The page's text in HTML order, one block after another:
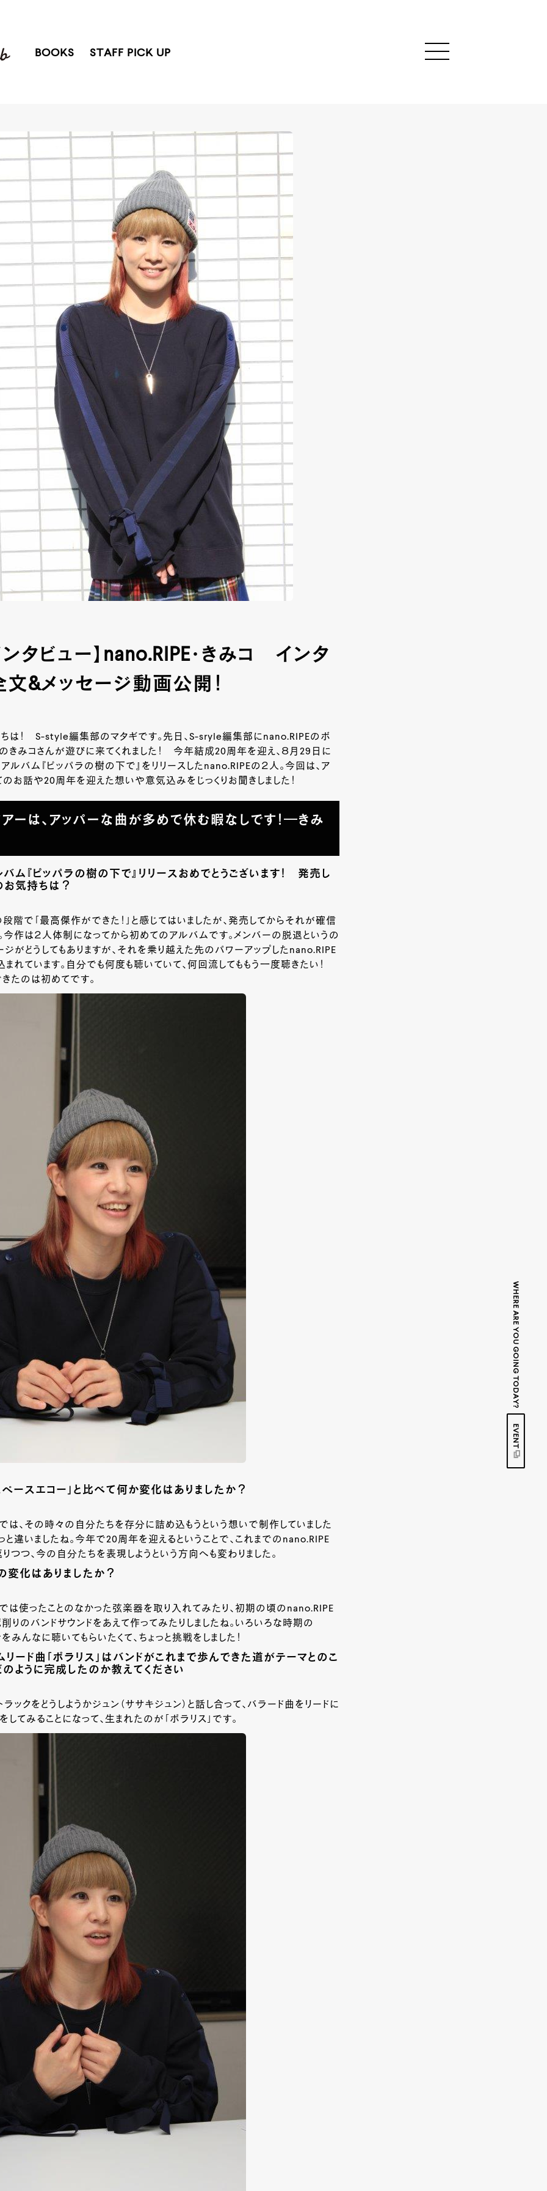
BOOKS STAFF PICK UP
WHERE ARE YOU GOING TODAY?
EVENT
ンタビュー】nano.RIPE・きみコ インタ
文&メッセージ動画公開！
は！ S-style編集部のマタギです。先日、S-sryle編集部にnano.RIPEのボ
きみコさんが遊びに来てくれました！ 今年結成20周年を迎え、８月29日に
ルバム『ピッパラの樹の下で』をリリースしたnano.RIPEの２人。今回は、ア
お話や20周年を迎えた想いや意気込みをじっくりお聞きしました！
ーは、アッパーな曲が多めで休む暇なしです！―きみ
ム『ピッパラの樹の下で』リリースおめでとうございます！ 発売し
お気持ちは？
階で「最高傑作ができた！」と感じてはいましたが、発売してからそれが確信
今作は２人体制になってから初めてのアルバムです。メンバーの脱退というの
ジがどうしてもありますが、それを乗り越えた先のパワーアップしたnano.RIPE
れています。自分でも何度も聴いていて、何回流してももう一度聴きたい！
たのは初めてです。
ペースエコー」と比べて何か変化はありましたか？
は、その時々の自分たちを存分に詰め込もうという想いで制作していました
と違いましたね。今年で20周年を迎えるということで、これまでのnano.RIPE
つつ、今の自分たちを表現しようという方向へも変わりました。
変化はありましたか？
は使ったことのなかった弦楽器を取り入れてみたり、初期の頃のnano.RIPE
りのバンドサウンドをあえて作ってみたりしましたね。いろいろな時期の
みんなに聴いてもらいたくて、ちょっと挑戦をしました！
リード曲「ポラリス」はバンドがこれまで歩んできた道がテーマとのこ
のように完成したのか教えてください
ラックをどうしようかジュン（ササキジュン）と話し合って、バラード曲をリードに
してみることになって、生まれたのが「ポラリス」です。